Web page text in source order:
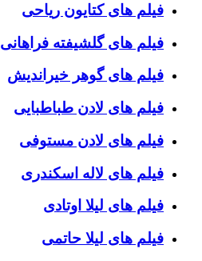
فیلم های کتایون ریاحی
فیلم های گلشیفته فراهانی
فیلم های گوهر خیراندیش
فیلم های لادن طباطبایی
فیلم های لادن مستوفی
فیلم های لاله اسکندری
فیلم های لیلا اوتادی
فیلم های لیلا حاتمی